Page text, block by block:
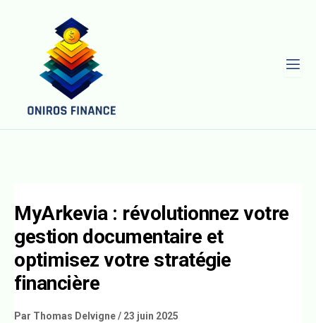
MyArkevia : révolutionnez votre
gestion documentaire et
optimisez votre stratégie
financière
Par Thomas Delvigne/ 23 juin 2025